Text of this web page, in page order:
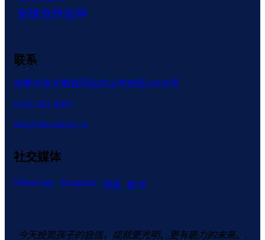
全球合作伙伴
联系
加拿大安大略省列治文山市央街10030号
(416) 302-4085
info@diacademy.ca
社交媒体
WhatsApp Instagram 领英 脸书
今天投资孩子的自信，成就更光明、更有能力的未来。.